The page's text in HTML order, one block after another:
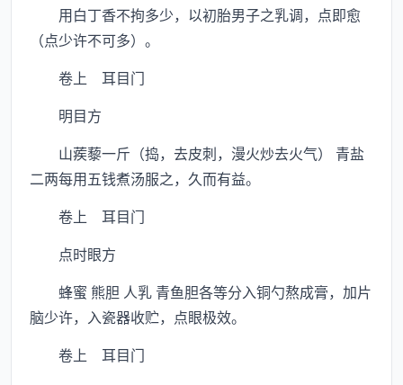
用白丁香不拘多少，以初胎男子之乳调，点即愈
（点少许不可多）。
卷上 耳目门
明目方
山蒺藜一斤（捣，去皮刺，漫火炒去火气） 青盐
二两每用五钱煮汤服之，久而有益。
卷上 耳目门
点时眼方
蜂蜜 熊胆 人乳 青鱼胆各等分入铜勺熬成膏，加片
脑少许，入瓷器收贮，点眼极效。
卷上 耳目门